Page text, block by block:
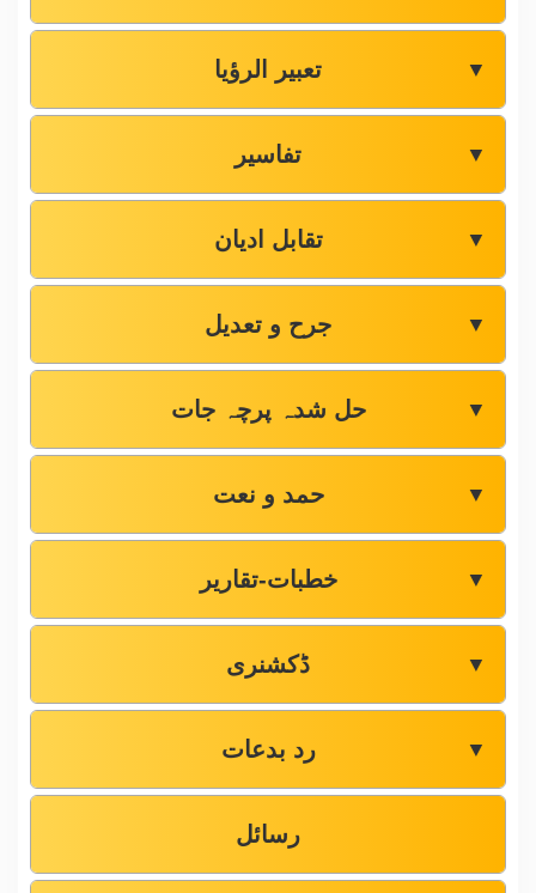
تعبیر الرؤیا ▼
تفاسیر ▼
تقابل ادیان ▼
جرح و تعدیل ▼
حل شدہ پرچہ جات ▼
حمد و نعت ▼
خطبات-تقاریر ▼
ڈکشنری ▼
رد بدعات ▼
رسائل